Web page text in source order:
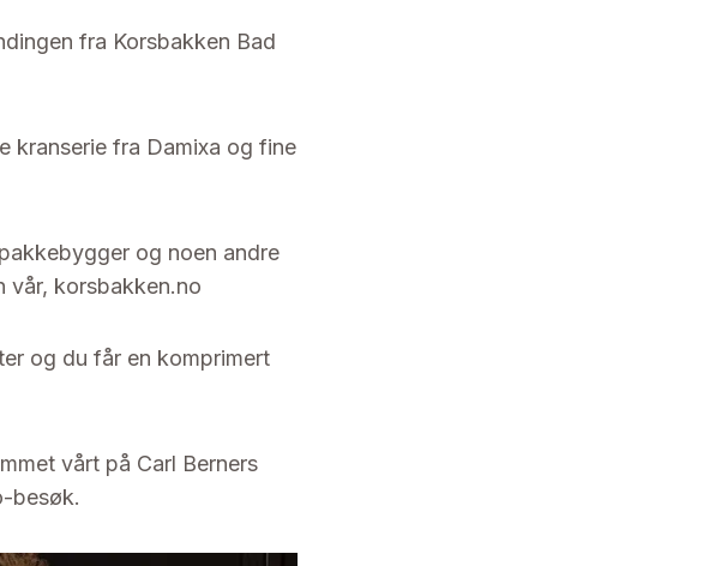
fra Korsbakken Bad
kranserie fra Damixa og fine
og noen andre
vår, korsbakken.no
og du får en komprimert
vårt på Carl Berners
besøk.